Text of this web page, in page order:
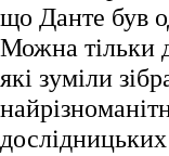
що Данте був
Можна тільки
які зуміли